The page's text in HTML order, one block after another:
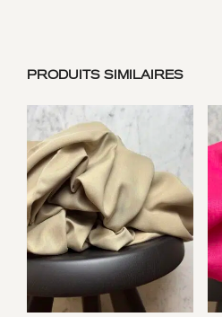
PRODUITS SIMILAIRES